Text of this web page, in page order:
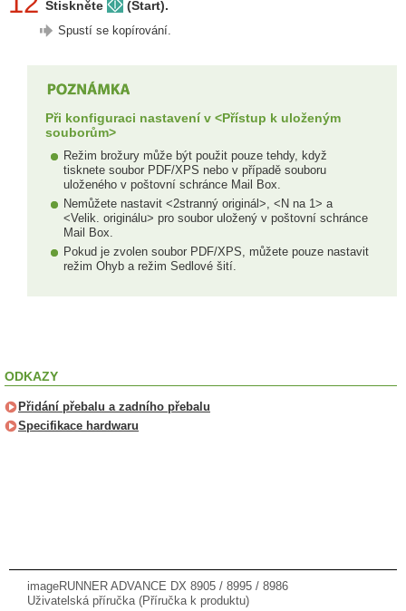
Stiskněte (Start).
Spustí se kopírování.
Při konfiguraci nastavení v <Přístup k uloženým
souborům>
Režim brožury může být použit pouze tehdy, když
tisknete soubor PDF/XPS nebo v případě souboru
uloženého v poštovní schránce Mail Box.
Nemůžete nastavit <2stranný originál>, <N na 1> a
<Velik. originálu> pro soubor uložený v poštovní schránce
Mail Box.
Pokud je zvolen soubor PDF/XPS, můžete pouze nastavit
režim Ohyb a režim Sedlové šití.
ODKAZY
Přidání přebalu a zadního přebalu
Specifikace hardwaru
imageRUNNER ADVANCE DX 8905 / 8995 / 8986
Uživatelská příručka (Příručka k produktu)